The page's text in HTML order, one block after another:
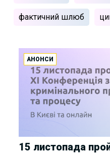
фактичний шлюб
АНОНСИ
15 листопада